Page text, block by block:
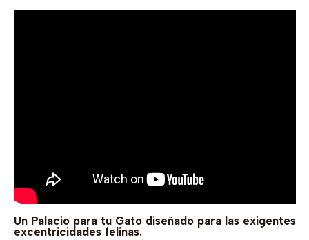
Un Palacio para tu Gato diseñado para las exigentes
excentricidades felinas.